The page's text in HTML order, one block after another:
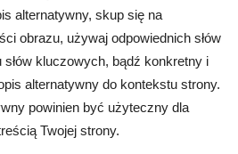
alternatywny, skup się na
obrazu, używaj odpowiednich słów
kluczowych, bądź konkretny i
alternatywny do kontekstu strony.
powinien być użyteczny dla
Twojej strony.